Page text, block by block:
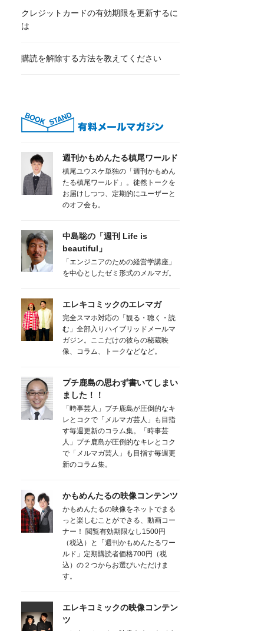
クレジットカードの有効期限を更新するに
は
購読を解除する方法を教えてください
週刊かもめんたる槙尾ワールド
槙尾ユウスケ単独の「週刊かもめん
たる槙尾ワールド」。徒然トークを
お届けしつつ、定期的にユーザーと
のオフ会も。
中島聡の「週刊 Life is
beautiful」
「エンジニアのための経営学講座」
を中心としたゼミ形式のメルマガ。
エレキコミックのエレマガ
完全スマホ対応の「観る・聴く・読
む」全部入りハイブリッドメールマ
ガジン。ここだけの彼らの秘蔵映
像、コラム、トークなどなど。
プチ鹿島の思わず書いてしまい
ました！！
「時事芸人」プチ鹿島が圧倒的なキ
レとコクで「メルマガ芸人」も目指
す毎週更新のコラム集。「時事芸
人」プチ鹿島が圧倒的なキレとコク
で「メルマガ芸人」も目指す毎週更
新のコラム集。
かもめんたるの映像コンテンツ
かもめんたるの映像をネットでまる
っと楽しむことができる、動画コー
ナー！ 閲覧有効期限なし1500円
（税込）と「週刊かもめんたるワー
ルド」定期購読者価格700円（税
込）の２つからお選びいただけま
す。
エレキコミックの映像コンテン
ツ